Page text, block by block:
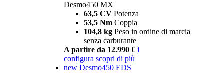
Desmo450 MX
63,5 CV Potenza
53,5 Nm Coppia
104,8 kg Peso in ordine di marcia
senza carburante
A partire da 12.990 € i
configura scopri di più
new Desmo450 EDS